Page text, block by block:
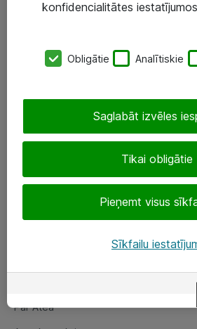
SIA „ATEA”
eShop@atea.lv
Sekojiet mums
Par Atea
Par Atea
konfidencialitātes
Obligātie Analītiskie
Tikai obligātie
Pieņemt visus
Saglabāt izvēles
Sīkfailu